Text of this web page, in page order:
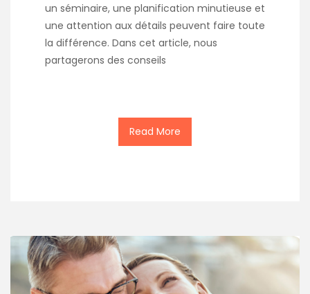
un séminaire, une planification minutieuse et
une attention aux détails peuvent faire toute
la différence. Dans cet article, nous
partagerons des conseils
Read More